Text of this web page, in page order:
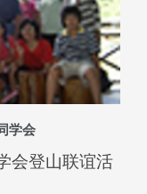
学会
会登山联谊活